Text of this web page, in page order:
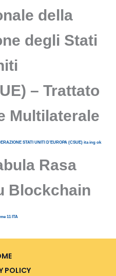
della
degli Stati
– Trattato
Multilaterale
STATI UNITI D’EUROPA (CSUE) ita ing ok
Rasa
Blockchain
11 ITA
POLICY